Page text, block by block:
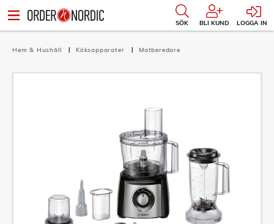
SÖK BLI KUND LOGGA IN
Hem & Hushåll Köksapparater Matberedare